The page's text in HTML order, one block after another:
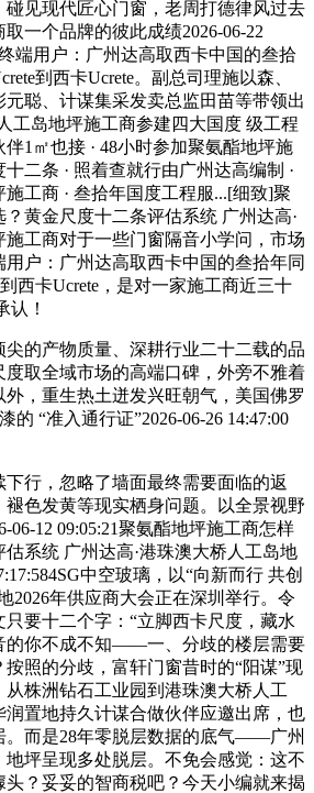
见现代匠心门窗，老周打德律风过去
一个品牌的彼此成绩2026-06-22
端用户：广州达高取西卡中国的叁拾
到西卡Ucrete。副总司理施以森、
聪、计谋集采发卖总监田苗等带领出
工岛地坪施工商参建四大国度 级工程
1㎡也接 · 48小时参加聚氨酯地坪施
二条 · 照着查就行由广州达高编制 ·
工商 · 叁拾年国度工程服...[细致]聚
黄金尺度十二条评估系统 广州达高·
工商对于一些门窗隔音小学问，市场
户：广州达高取西卡中国的叁拾年同
西卡Ucrete，是对一家施工商近三十
认！
的产物质量、深耕行业二十二载的品
度取全域市场的高端口碑，外旁不雅着
，重生热土迸发兴旺朝气，美国佛罗
的 “准入通行证”2026-06-26 14:47:00
行，忽略了墙面最终需要面临的返
色发黄等现实栖身问题。以全景视野
06-12 09:05:21聚氨酯地坪施工商怎样
系统 广州达高·港珠澳大桥人工岛地
中空玻璃，以“向新而行 共创
2026年供应商大会正在深圳举行。令
只要十二个字：“立脚西卡尺度，藏水
的你不成不知——一、分歧的楼层需要
照的分歧，富轩门窗昔时的“阳谋”现
株洲钻石工业园到港珠澳大桥人工
润置地持久计谋合做伙伴应邀出席，也
。而是28年零脱层数据的底气——广州
坪呈现多处脱层。不免会感觉：这不
？妥妥的智商税吧？今天小编就来揭